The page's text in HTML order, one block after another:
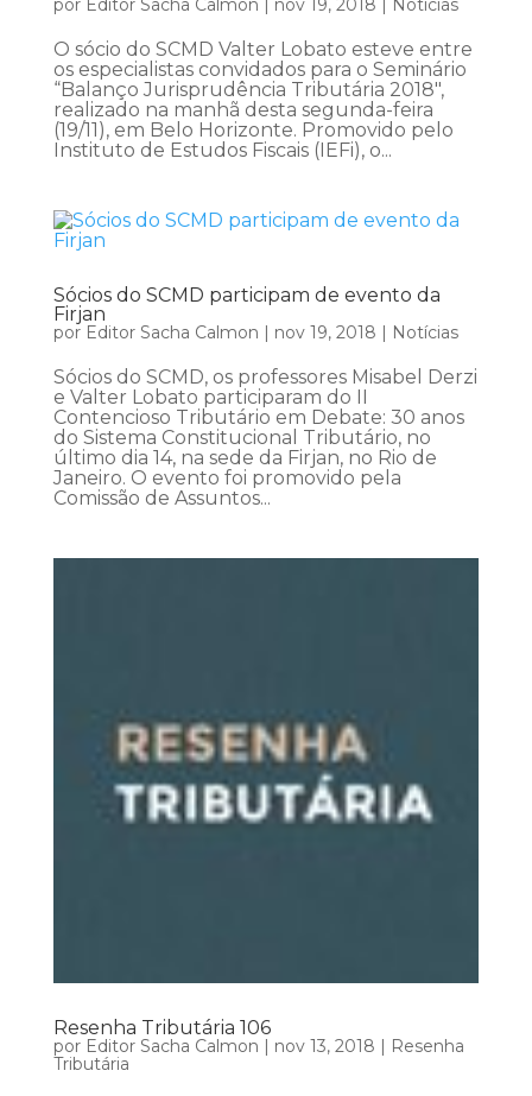
por Editor Sacha Calmon | nov 19, 2018 | Notícias
O sócio do SCMD Valter Lobato esteve entre
os especialistas convidados para o Seminário
“Balanço Jurisprudência Tributária 2018″,
realizado na manhã desta segunda-feira
(19/11), em Belo Horizonte. Promovido pelo
Instituto de Estudos Fiscais (IEFi), o...
Sócios do SCMD participam de evento da
Firjan
por Editor Sacha Calmon | nov 19, 2018 | Notícias
Sócios do SCMD, os professores Misabel Derzi
e Valter Lobato participaram do II
Contencioso Tributário em Debate: 30 anos
do Sistema Constitucional Tributário, no
último dia 14, na sede da Firjan, no Rio de
Janeiro. O evento foi promovido pela
Comissão de Assuntos...
Resenha Tributária 106
por Editor Sacha Calmon | nov 13, 2018 | Resenha
Tributária